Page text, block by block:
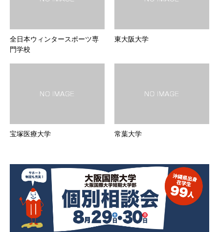
全日本ウィンタースポーツ専
門学校
東大阪大学
宝塚医療大学 常葉大学